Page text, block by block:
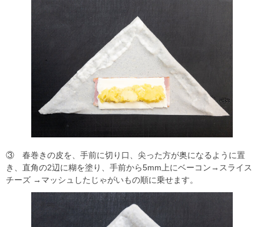
③ 春巻きの皮を、手前に切り口、尖った方が奥になるように置
き、直角の2辺に糊を塗り、手前から5mm上にベーコン→スライス
チーズ →マッシュしたじゃがいもの順に乗せます。